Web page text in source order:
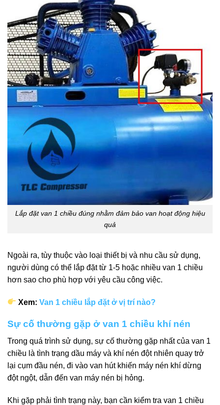
Lắp đặt van 1 chiều đúng nhằm đảm bảo van hoạt động hiệu
quả
Ngoài ra, tùy thuộc vào loại thiết bị và nhu cầu sử dụng,
người dùng có thể lắp đặt từ 1-5 hoặc nhiều van 1 chiều
hơn sao cho phù hợp với yêu cầu công việc.
Xem:Van 1 chiều lắp đặt ở vị trí nào?
Sự cố thường gặp ở van 1 chiều khí nén
Trong quá trình sử dụng, sự cố thường gặp nhất của van 1
chiều là tình trạng dầu máy và khí nén đột nhiên quay trở
lại cụm đầu nén, đi vào van hút khiến máy nén khí dừng
đột ngột, dẫn đến van máy nén bị hỏng.
Khi gặp phải tình trạng này, bạn cần kiểm tra van 1 chiều